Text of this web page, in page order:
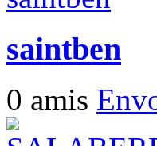
saintben
0 amis